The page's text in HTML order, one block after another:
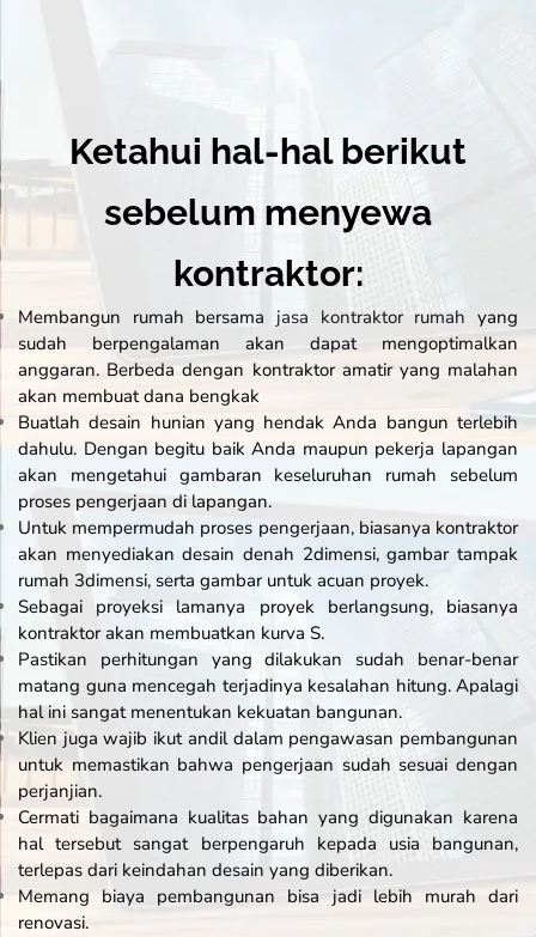
Ketahui hal-hal berikut
sebelum menyewa
kontraktor:
Membangun rumah bersama jasa kontraktor rumah yang
sudah berpengalaman akan dapat mengoptimalkan
anggaran. Berbeda dengan kontraktor amatir yang malahan
akan membuat dana bengkak
Buatlah desain hunian yang hendak Anda bangun terlebih
dahulu. Dengan begitu baik Anda maupun pekerja lapangan
akan mengetahui gambaran keseluruhan rumah sebelum
proses pengerjaan di lapangan.
Untuk mempermudah proses pengerjaan, biasanya kontraktor
akan menyediakan desain denah 2dimensi, gambar tampak
rumah 3dimensi, serta gambar untuk acuan proyek.
Sebagai proyeksi lamanya proyek berlangsung, biasanya
kontraktor akan membuatkan kurva S.
Pastikan perhitungan yang dilakukan sudah benar-benar
matang guna mencegah terjadinya kesalahan hitung. Apalagi
hal ini sangat menentukan kekuatan bangunan.
Klien juga wajib ikut andil dalam pengawasan pembangunan
untuk memastikan bahwa pengerjaan sudah sesuai dengan
perjanjian.
Cermati bagaimana kualitas bahan yang digunakan karena
hal tersebut sangat berpengaruh kepada usia bangunan,
terlepas dari keindahan desain yang diberikan.
Memang biaya pembangunan bisa jadi lebih murah dari
renovasi.